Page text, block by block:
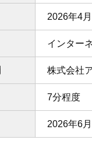
2026年4
インター
株式会社
7分程度
2026年6